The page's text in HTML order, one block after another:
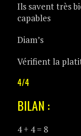
Ils savent très
capables
Diam’s
Vérifient la
4/4
BILAN :
4 + 4 = 8